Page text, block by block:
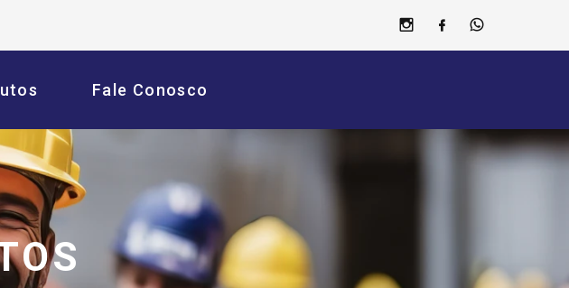
Fale Conosco